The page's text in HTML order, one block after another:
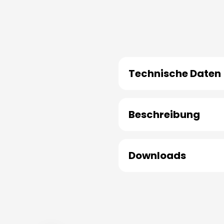
Technische Daten
Beschreibung
Downloads